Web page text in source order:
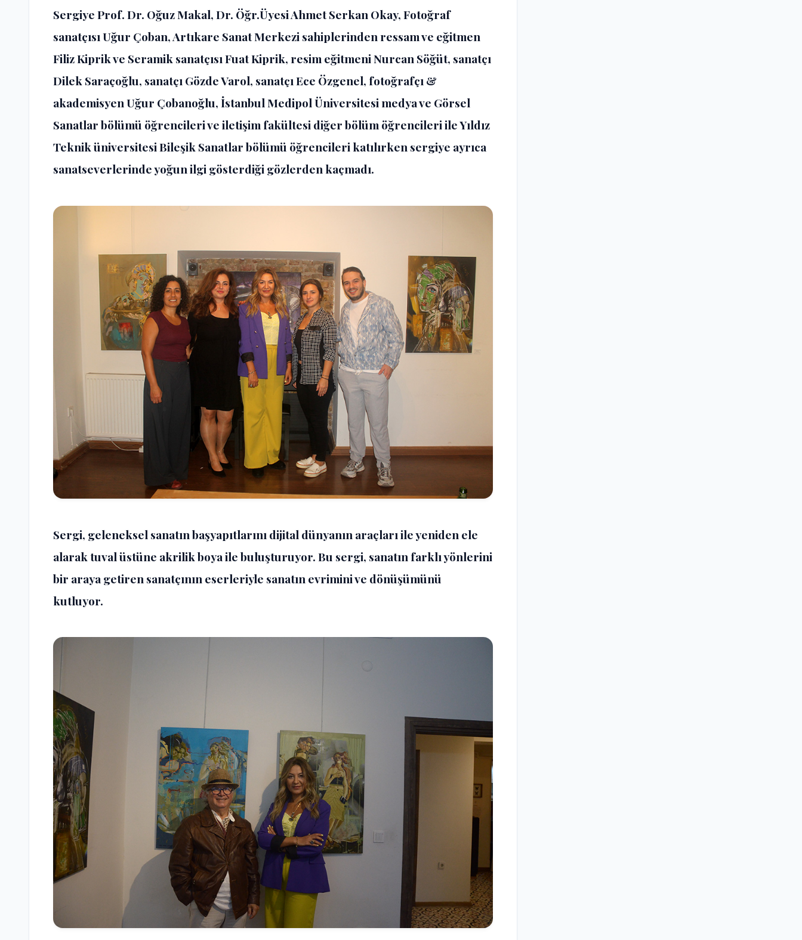
Sergiye Prof. Dr. Oğuz Makal, Dr. Öğr.Üyesi Ahmet Serkan Okay, Fotoğraf
sanatçısı Uğur Çoban, Artıkare Sanat Merkezi sahiplerinden ressam ve eğitmen
Filiz Kiprik ve Seramik sanatçısı Fuat Kiprik, resim eğitmeni Nurcan Söğüt, sanatçı
Dilek Saraçoğlu, sanatçı Gözde Varol, sanatçı Ece Özgenel, fotoğrafçı &
akademisyen Uğur Çobanoğlu, İstanbul Medipol Üniversitesi medya ve Görsel
Sanatlar bölümü öğrencileri ve iletişim fakültesi diğer bölüm öğrencileri ile Yıldız
Teknik üniversitesi Bileşik Sanatlar bölümü öğrencileri katılırken sergiye ayrıca
sanatseverlerinde yoğun ilgi gösterdiği gözlerden kaçmadı.
Sergi, geleneksel sanatın başyapıtlarını dijital dünyanın araçları ile yeniden ele
alarak tuval üstüne akrilik boya ile buluşturuyor. Bu sergi, sanatın farklı yönlerini
bir araya getiren sanatçının eserleriyle sanatın evrimini ve dönüşümünü
kutluyor.